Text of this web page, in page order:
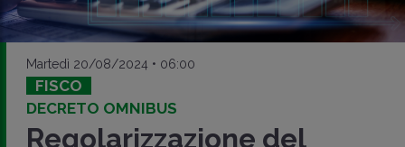
Martedì 20/08/2024 • 06:00
FISCO
DECRETO OMNIBUS
Regolarizzazione del